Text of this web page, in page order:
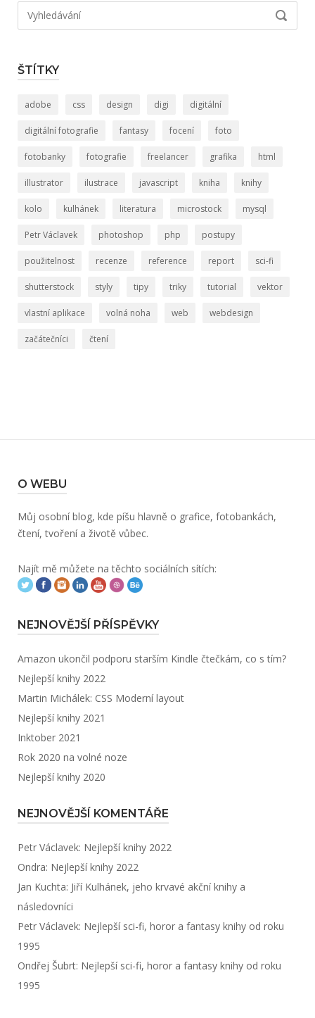
Hledat:
ŠTÍTKY
adobe css design digi digitální
digitální fotografie fantasy focení foto
fotobanky fotografie freelancer grafika html
illustrator ilustrace javascript kniha knihy
kolo kulhánek literatura microstock mysql
Petr Václavek photoshop php postupy
použitelnost recenze reference report sci-fi
shutterstock styly tipy triky tutorial vektor
vlastní aplikace volná noha web webdesign
začátečníci čtení
O WEBU
Můj osobní blog, kde píšu hlavně o grafice, fotobankách,
čtení, tvoření a životě vůbec.
Najít mě můžete na těchto sociálních sítích:
NEJNOVĚJŠÍ PŘÍSPĚVKY
Amazon ukončil podporu starším Kindle čtečkám, co s tím?
Nejlepší knihy 2022
Martin Michálek: CSS Moderní layout
Nejlepší knihy 2021
Inktober 2021
Rok 2020 na volné noze
Nejlepší knihy 2020
NEJNOVĚJŠÍ KOMENTÁŘE
Petr Václavek: Nejlepší knihy 2022
Ondra: Nejlepší knihy 2022
Jan Kuchta: Jiří Kulhánek, jeho krvavé akční knihy a
následovníci
Petr Václavek: Nejlepší sci-fi, horor a fantasy knihy od roku
1995
Ondřej Šubrt: Nejlepší sci-fi, horor a fantasy knihy od roku
1995